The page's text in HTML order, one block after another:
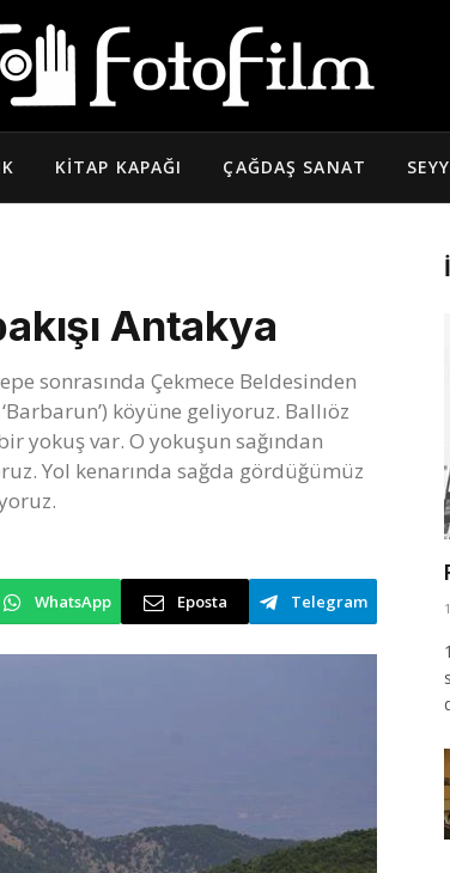
KITAP KAPAĞI ÇAĞDAŞ SANAT
Antakya
sonrasında Çekmece Beldesinden
köyüne geliyoruz. Ballıöz
yokuş var. O yokuşun sağından
Yol kenarında sağda gördüğümüz
WhatsApp Eposta Telegram